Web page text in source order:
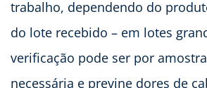
trabalho, dependendo do
do lote recebido – em lotes
verificação pode ser por
necessária e previne dores de